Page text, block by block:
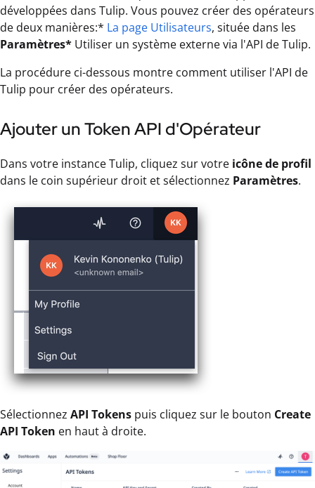
développées dans Tulip. Vous pouvez créer des opérateurs
de deux manières:* La page Utilisateurs, située dans les
Paramètres* Utiliser un système externe via l'API de Tulip.
La procédure ci-dessous montre comment utiliser l'API de
Tulip pour créer des opérateurs.
Ajouter un Token API d'Opérateur
Dans votre instance Tulip, cliquez sur votre icône de profil
dans le coin supérieur droit et sélectionnez Paramètres.
Sélectionnez API Tokens puis cliquez sur le bouton Create
API Token en haut à droite.